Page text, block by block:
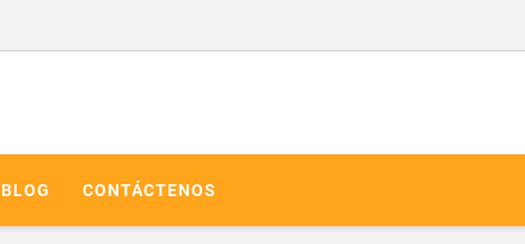
BLOG CONTÁCTENOS